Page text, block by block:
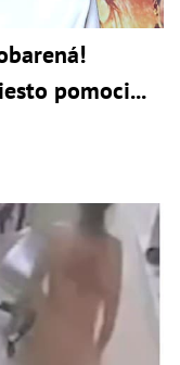
pomoci...